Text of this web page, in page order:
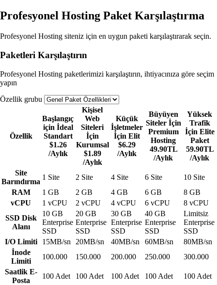
Profesyonel Hosting Paket Karşılaştırma
Profesyonel Hosting siteniz için en uygun paketi karşılaştırarak seçin.
Paketleri Karşılaştırın
Profesyonel Hosting paketlerimizi karşılaştırın, ihtiyacınıza göre seçim
yapın
Özellik grubu
Özellik
Başlangıç
için İdeal
Standart
$1.26
/Aylık
Kişisel
Web
Siteleri
İçin
Kurumsal
$1.89
/Aylık
Küçük
İşletmeler
İçin Elit
$6.29
/Aylık
Büyüyen
Siteler İçin
Premium
Hosting
49.90TL
/Aylık
Yüksek
Trafik
İçin Elite
Paket
59.90TL
/Aylık
Site
Barındırma
1 Site 2 Site 4 Site 6 Site
10 Site
RAM
1 GB 2 GB 4 GB 6 GB
8 GB
vCPU
1 vCPU 2 vCPU 4 vCPU 6 vCPU
8 vCPU
SSD Disk
Alanı
10 GB
Enterprise
SSD
20 GB
Enterprise
SSD
30 GB
Enterprise
SSD
40 GB
Enterprise
SSD
Limitsiz
Enterprise
SSD
I/O Limiti
15MB/sn 20MB/sn 40MB/sn 60MB/sn
80MB/sn
İnode
Limiti
100.000 150.000 200.000 250.000
300.000
Saatlik E-
Posta
100 Adet 100 Adet 100 Adet 100 Adet
100 Adet